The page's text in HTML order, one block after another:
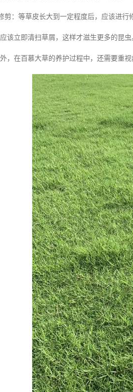
剪：等草皮长大到一定程度后，应该进
该立即清扫草屑，这样才滋生更多的昆虫
，在百慕大草的养护过程中，还需要重